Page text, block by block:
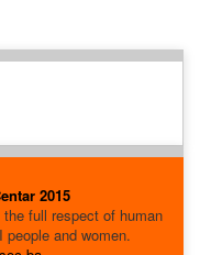
2015
full respect of human
and women.